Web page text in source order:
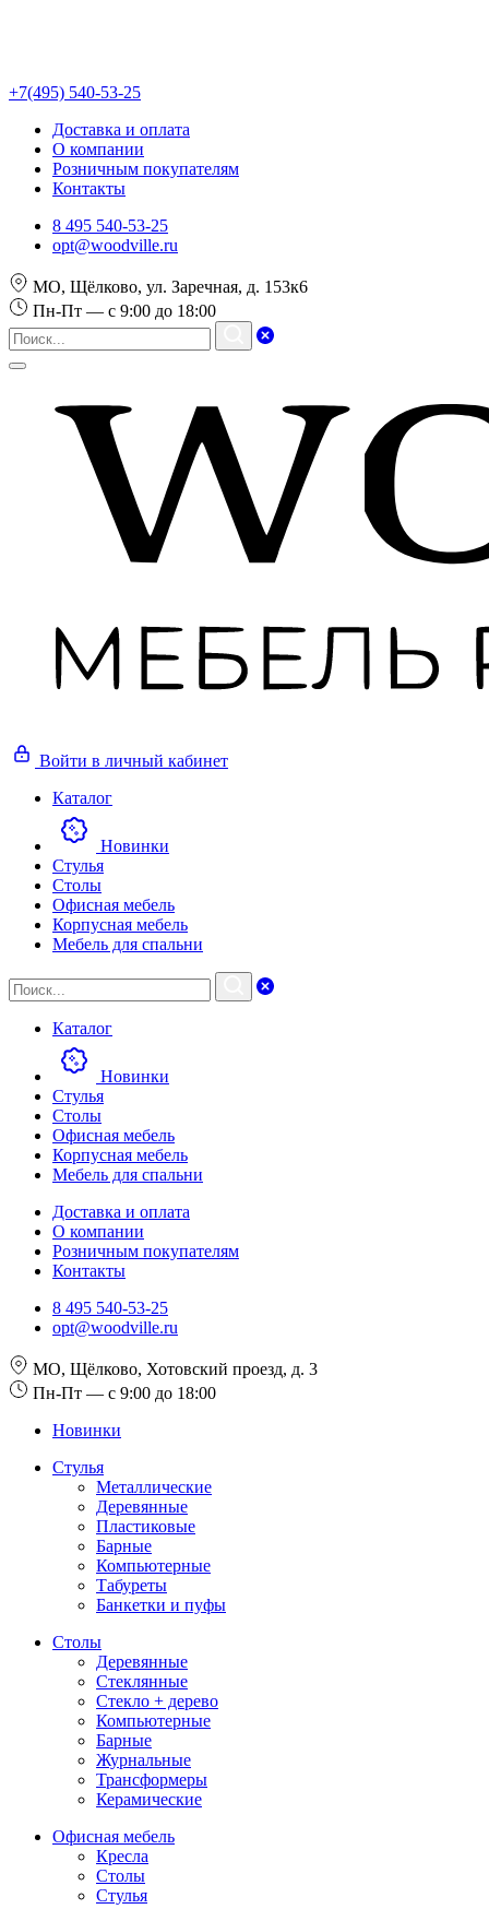
+7(495) 540-53-25
Доставка и оплата
О компании
Розничным покупателям
Контакты
8 495 540-53-25
opt@woodville.ru
МО, Щёлково, ул. Заречная, д. 153к6
Пн-Пт — с 9:00 до 18:00
Войти в личный кабинет
Каталог
Новинки
Стулья
Столы
Офисная мебель
Корпусная мебель
Мебель для спальни
Каталог
Новинки
Стулья
Столы
Офисная мебель
Корпусная мебель
Мебель для спальни
Доставка и оплата
О компании
Розничным покупателям
Контакты
8 495 540-53-25
opt@woodville.ru
МО, Щёлково, Хотовский проезд, д. 3
Пн-Пт — с 9:00 до 18:00
Новинки
Стулья
Металлические
Деревянные
Пластиковые
Барные
Компьютерные
Табуреты
Банкетки и пуфы
Столы
Деревянные
Стеклянные
Стекло + дерево
Компьютерные
Барные
Журнальные
Трансформеры
Керамические
Офисная мебель
Кресла
Столы
Стулья